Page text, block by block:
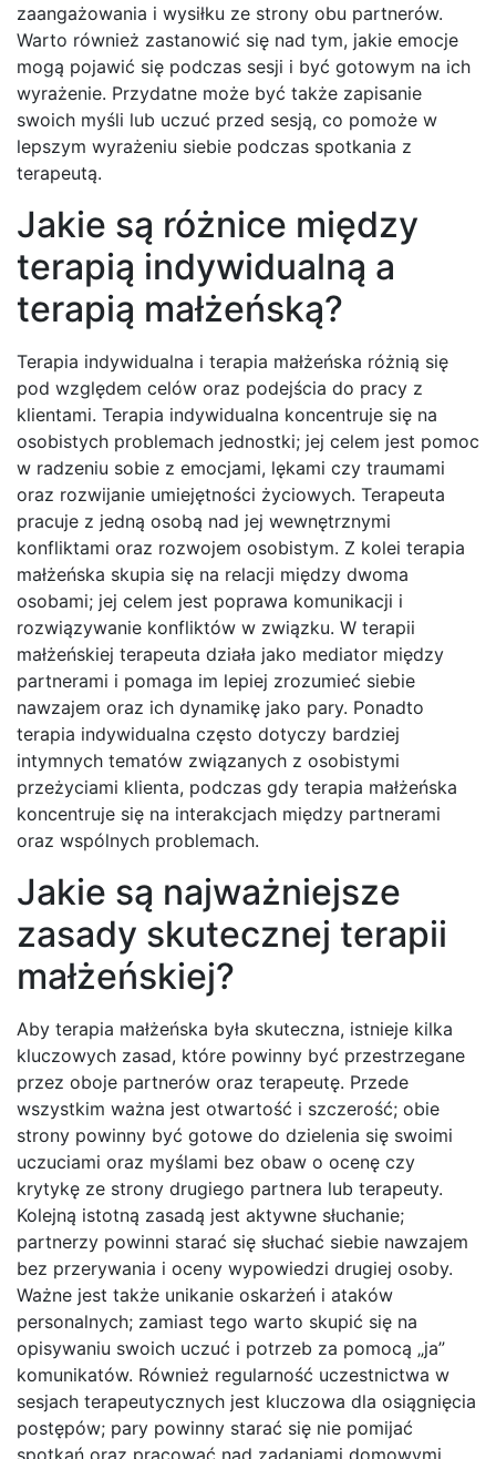
zaangażowania i wysiłku ze strony obu partnerów.
Warto również zastanowić się nad tym, jakie emocje
mogą pojawić się podczas sesji i być gotowym na ich
wyrażenie. Przydatne może być także zapisanie
swoich myśli lub uczuć przed sesją, co pomoże w
lepszym wyrażeniu siebie podczas spotkania z
terapeutą.
Jakie są różnice między
terapią indywidualną a
terapią małżeńską?
Terapia indywidualna i terapia małżeńska różnią się
pod względem celów oraz podejścia do pracy z
klientami. Terapia indywidualna koncentruje się na
osobistych problemach jednostki; jej celem jest pomoc
w radzeniu sobie z emocjami, lękami czy traumami
oraz rozwijanie umiejętności życiowych. Terapeuta
pracuje z jedną osobą nad jej wewnętrznymi
konfliktami oraz rozwojem osobistym. Z kolei terapia
małżeńska skupia się na relacji między dwoma
osobami; jej celem jest poprawa komunikacji i
rozwiązywanie konfliktów w związku. W terapii
małżeńskiej terapeuta działa jako mediator między
partnerami i pomaga im lepiej zrozumieć siebie
nawzajem oraz ich dynamikę jako pary. Ponadto
terapia indywidualna często dotyczy bardziej
intymnych tematów związanych z osobistymi
przeżyciami klienta, podczas gdy terapia małżeńska
koncentruje się na interakcjach między partnerami
oraz wspólnych problemach.
Jakie są najważniejsze
zasady skutecznej terapii
małżeńskiej?
Aby terapia małżeńska była skuteczna, istnieje kilka
kluczowych zasad, które powinny być przestrzegane
przez oboje partnerów oraz terapeutę. Przede
wszystkim ważna jest otwartość i szczerość; obie
strony powinny być gotowe do dzielenia się swoimi
uczuciami oraz myślami bez obaw o ocenę czy
krytykę ze strony drugiego partnera lub terapeuty.
Kolejną istotną zasadą jest aktywne słuchanie;
partnerzy powinni starać się słuchać siebie nawzajem
bez przerywania i oceny wypowiedzi drugiej osoby.
Ważne jest także unikanie oskarżeń i ataków
personalnych; zamiast tego warto skupić się na
opisywaniu swoich uczuć i potrzeb za pomocą „ja”
komunikatów. Również regularność uczestnictwa w
sesjach terapeutycznych jest kluczowa dla osiągnięcia
postępów; pary powinny starać się nie pomijać